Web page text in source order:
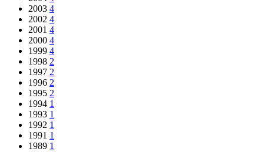
2003 4
2002 4
2001 4
2000 4
1999 4
1998 2
1997 2
1996 2
1995 2
1994 1
1993 1
1992 1
1991 1
1989 1